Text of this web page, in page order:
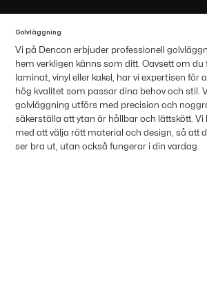
Golvläggning
Vi på Dencon erbjuder professionell
hem verkligen känns som ditt. Oavsett om du
laminat, vinyl eller kakel, har vi expertisen för
hög kvalitet som passar dina behov och stil.
golvläggning utförs med precision och
säkerställa att ytan är hållbar och lättskött. Vi
med att välja rätt material och design, så att
ser bra ut, utan också fungerar i din vardag.